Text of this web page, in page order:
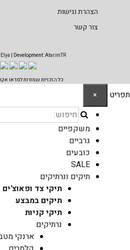
הצהרת נגישות
צור קשר
| Development:AtarimTR
כל הזכויות שמורות למדאו אקו שיק
תפריט ×
משקפיים
גרביים
כובעים
SALE
תיקים ונרתיקים
תיקי צד ופאוצ'ים
תיקים במבצע
תיקי קניות
נרתיקים
ארנקי